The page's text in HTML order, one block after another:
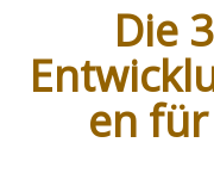
Die
en für